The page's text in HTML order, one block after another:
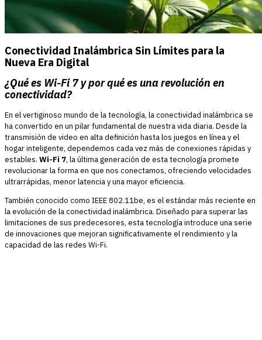
Conectividad Inalámbrica Sin Límites para la
Nueva Era Digital
¿Qué es Wi-Fi 7 y por qué es una revolución en
conectividad?
En el vertiginoso mundo de la tecnología, la conectividad inalámbrica se
ha convertido en un pilar fundamental de nuestra vida diaria. Desde la
transmisión de video en alta definición hasta los juegos en línea y el
hogar inteligente, dependemos cada vez más de conexiones rápidas y
estables. Wi-Fi 7, la última generación de esta tecnología promete
revolucionar la forma en que nos conectamos, ofreciendo velocidades
ultrarrápidas, menor latencia y una mayor eficiencia.
También conocido como IEEE 802.11be, es el estándar más reciente en
la evolución de la conectividad inalámbrica. Diseñado para superar las
limitaciones de sus predecesores, esta tecnología introduce una serie
de innovaciones que mejoran significativamente el rendimiento y la
capacidad de las redes Wi-Fi.